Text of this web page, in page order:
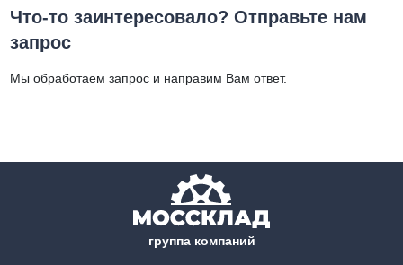
Что-то заинтересовало? Отправьте нам
запрос
Мы обработаем запрос и направим Вам ответ.
группа компаний